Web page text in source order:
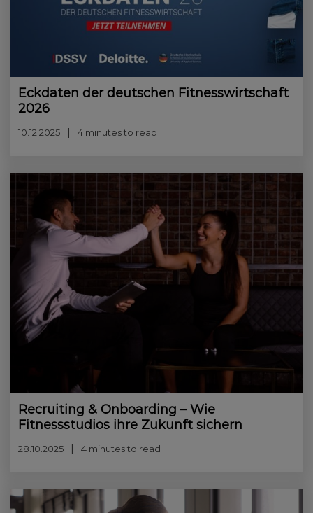
Eckdaten der deutschen Fitnesswirtschaft
2026
10.12.2025 4 minutes to read
Recruiting & Onboarding – Wie
Fitnessstudios ihre Zukunft sichern
28.10.2025 4 minutes to read